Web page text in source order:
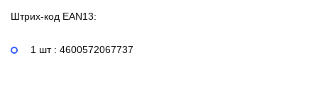
Штрих-код EAN13:
1 шт : 4600572067737